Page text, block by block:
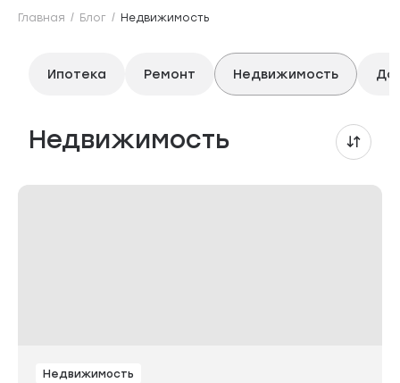
Главная Блог Недвижимость
Ипотека Ремонт Недвижимость
Недвижимость
Недвижимость